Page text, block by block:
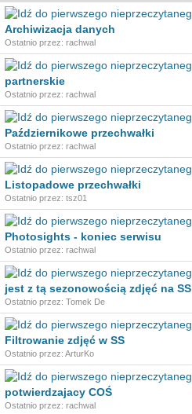
Archiwizacja danych
Ostatnio przez: rachwal
partnerskie
Ostatnio przez: rachwal
Październikowe przechwałki
Ostatnio przez: rachwal
Listopadowe przechwałki
Ostatnio przez: tsz01
Photosights - koniec serwisu
Ostatnio przez: rachwal
jest z tą sezonowością zdjęć na SS
Ostatnio przez: Tomek De
Filtrowanie zdjęć w SS
Ostatnio przez: ArturKo
potwierdzajacy COŚ
Ostatnio przez: rachwal